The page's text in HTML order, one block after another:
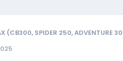
(CB300, SPIDER 250, ADVENTURE